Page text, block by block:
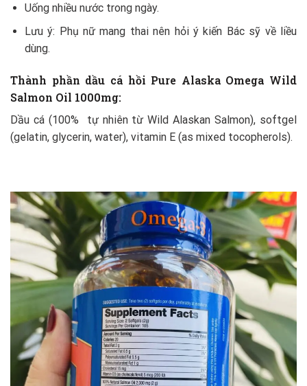
Uống nhiều nước trong ngày.
Lưu ý: Phụ nữ mang thai nên hỏi ý kiến Bác sỹ về liều
dùng.
Thành phần dầu cá hồi Pure Alaska Omega Wild
Salmon Oil 1000mg:
Dầu cá (100% tự nhiên từ Wild Alaskan Salmon), softgel
(gelatin, glycerin, water), vitamin E (as mixed tocopherols).